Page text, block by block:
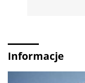
Informacje